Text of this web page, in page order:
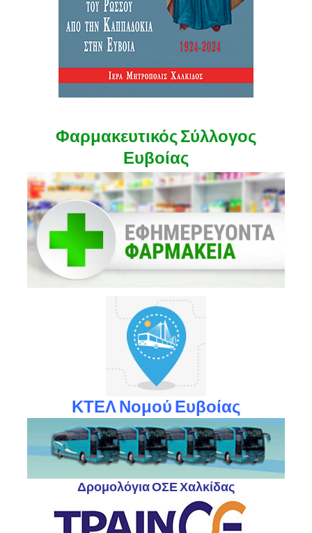
Φαρμακευτικός Σύλλογος
Ευβοίας
ΚΤΕΛ Νομού Ευβοίας
Δρομολόγια ΟΣΕ Χαλκίδας